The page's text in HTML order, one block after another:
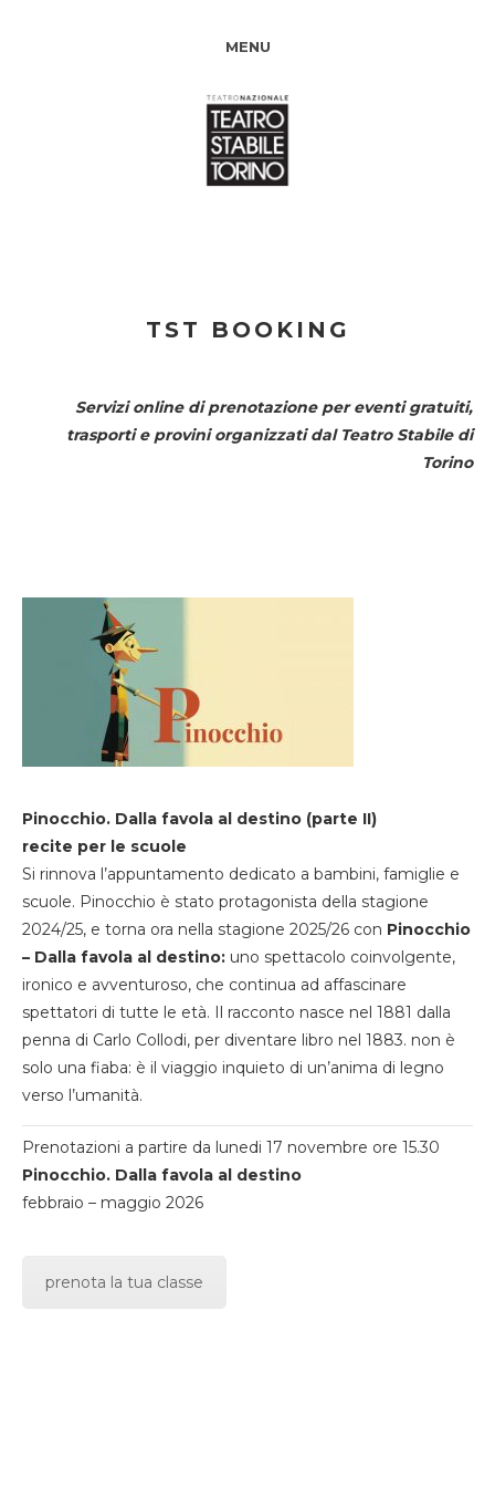
MENU
TST BOOKING
Servizi online di prenotazione per eventi gratuiti,
trasporti e provini organizzati dal Teatro Stabile di
Torino
Pinocchio. Dalla favola al destino (parte II)
recite per le scuole
Si rinnova l’appuntamento dedicato a bambini, famiglie e
scuole. Pinocchio è stato protagonista della stagione
2024/25, e torna ora nella stagione 2025/26 con Pinocchio
– Dalla favola al destino: uno spettacolo coinvolgente,
ironico e avventuroso, che continua ad affascinare
spettatori di tutte le età. Il racconto nasce nel 1881 dalla
penna di Carlo Collodi, per diventare libro nel 1883. non è
solo una fiaba: è il viaggio inquieto di un’anima di legno
verso l’umanità.
Prenotazioni a partire da lunedi 17 novembre ore 15.30
Pinocchio. Dalla favola al destino
febbraio – maggio 2026
prenota la tua classe